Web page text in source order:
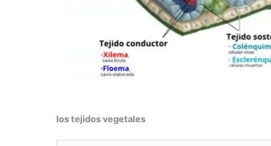
los tejidos vegetales